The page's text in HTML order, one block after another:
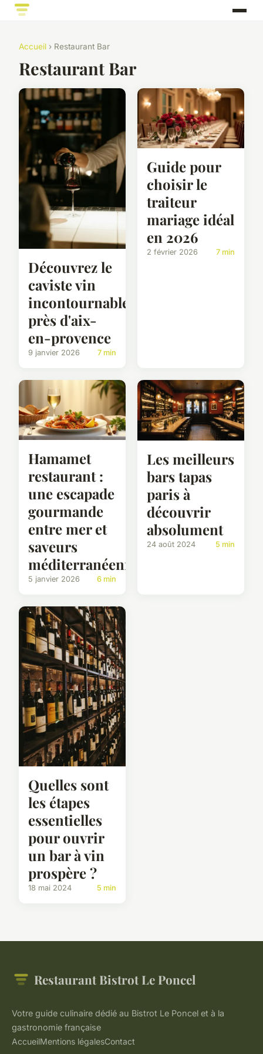
Accueil › Restaurant Bar
Restaurant Bar
Découvrez le
caviste vin
incontournable
près d'aix-
en-provence
9 janvier 2026 7 min
Guide pour
choisir le
traiteur
mariage idéal
en 2026
2 février 2026 7 min
Hamamet
restaurant :
une escapade
gourmande
entre mer et
saveurs
méditerranéennes
5 janvier 2026 6 min
Les meilleurs
bars tapas
paris à
découvrir
absolument
24 août 2024 5 min
Quelles sont
les étapes
essentielles
pour ouvrir
un bar à vin
prospère ?
18 mai 2024 5 min
Restaurant Bistrot Le Poncel
Votre guide culinaire dédié au Bistrot Le Poncel et à la
gastronomie française
AccueilMentions légalesContact